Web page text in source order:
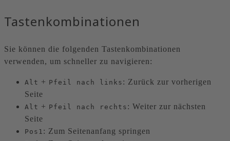
Tastenkombinationen
Sie können die folgenden Tastenkombinationen
verwenden, um schneller zu navigieren:
Alt + Pfeil nach links : Zurück zur vorherigen
Seite
Alt + Pfeil nach rechts : Weiter zur nächsten
Seite
Pos1 : Zum Seitenanfang springen